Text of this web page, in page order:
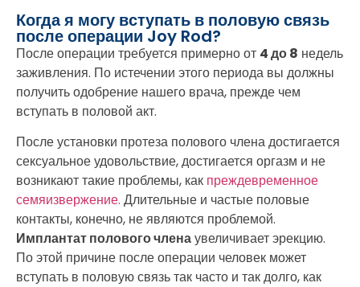
Когда я могу вступать в половую связь
после операции Joy Rod?
После операции требуется примерно от 4 до 8 недель
заживления. По истечении этого периода вы должны
получить одобрение нашего врача, прежде чем
вступать в половой акт.
После установки протеза полового члена достигается
сексуальное удовольствие, достигается оргазм и не
возникают такие проблемы, как преждевременное
семяизвержение. Длительные и частые половые
контакты, конечно, не являются проблемой.
Имплантат полового членаувеличивает эрекцию.
По этой причине после операции человек может
вступать в половую связь так часто и так долго, как